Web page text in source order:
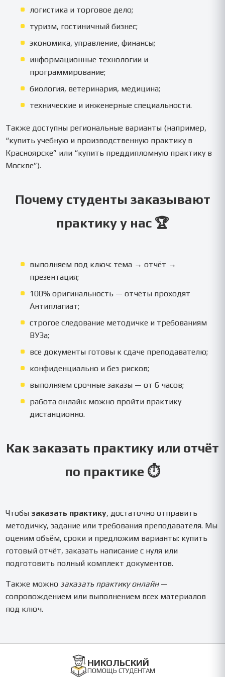
логистика и торговое дело;
туризм, гостиничный бизнес;
экономика, управление, финансы;
информационные технологии и
программирование;
биология, ветеринария, медицина;
технические и инженерные специальности.
Также доступны региональные варианты (например,
“купить учебную и производственную практику в
Красноярске” или “купить преддипломную практику в
Москве”).
Почему студенты заказывают
практику у нас 🏆
выполняем под ключ: тема → отчёт →
презентация;
100% оригинальность — отчёты проходят
Антиплагиат;
строгое следование методичке и требованиям
ВУЗа;
все документы готовы к сдаче преподавателю;
конфиденциально и без рисков;
выполняем срочные заказы — от 6 часов;
работа онлайн: можно пройти практику
дистанционно.
Как заказать практику или отчёт
по практике ⏱️
Чтобы заказать практику, достаточно отправить
методичку, задание или требования преподавателя. Мы
оценим объём, сроки и предложим варианты: купить
готовый отчёт, заказать написание с нуля или
подготовить полный комплект документов.
Также можно заказать практику онлайн—
сопровождением или выполнением всех материалов
под ключ.
НИКОЛЬСКИЙ
ПОМОЩЬ СТУДЕНТАМ